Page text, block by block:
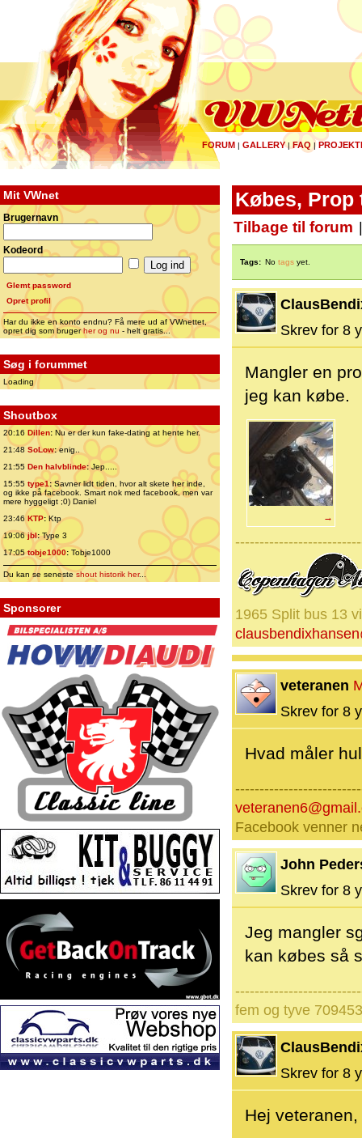
FORUM | GALLERY|FAQ |
Mit VWnet
Brugernavn
Kodeord
Glemt password
Opret profil
Har du ikke en konto endnu? Få mere ud af VWnettet,
opret dig som brugerher og nu - helt gratis...
Søg i forummet
Loading
Shoutbox
20:16 Dillen: Nu er der kun fake-dating at hente her.
21:48 SoLow:enig..
21:55 Den halvblinde:Jep.....
15:55 type1:Savner lidt tiden, hvor alt skete her inde,
og ikke på facebook. Smart nok med facebook, men var
mere hyggeligt ;0) Daniel
23:46 KTP:Ktp
19:06jbl:Type 3
17:05tobje1000: Tobje1000
Du kan se senesteshout historik her...
Sponsorer
Købes,
Tilbage til forum
Tags: No tags yet.
Skrev for 8
Mangler en
jeg kan købe.
→
1965 Split bus 13
veteranen
Skrev for 8
Hvad måler
Facebook venner
John
Skrev for 8
Jeg mangler
kan købes så
fem og tyve 709453
Skrev for 8
Hej